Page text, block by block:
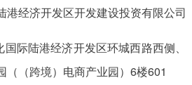
港经济开发区开发建设投资有限公司
际陆港经济开发区环城西路西侧、
（（跨境）电商产业园）6楼601